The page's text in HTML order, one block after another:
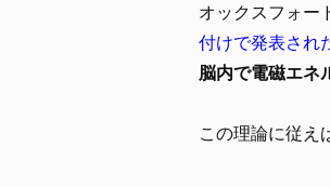
オックスフォー
付けで発表され
脳内で電磁エネ
この理論に従え